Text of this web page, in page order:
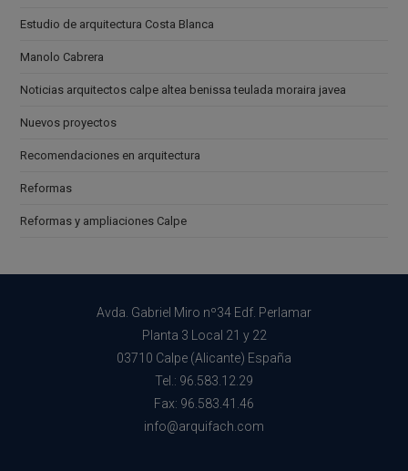
Estudio de arquitectura Costa Blanca
Manolo Cabrera
Noticias arquitectos calpe altea benissa teulada moraira javea
Nuevos proyectos
Recomendaciones en arquitectura
Reformas
Reformas y ampliaciones Calpe
Avda. Gabriel Miro nº34 Edf. Perlamar
Planta 3 Local 21 y 22
03710 Calpe (Alicante) España
Tel.: 96.583.12.29
Fax: 96.583.41.46
info@arquifach.com